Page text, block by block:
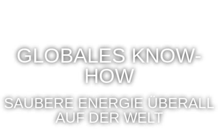
GLOBALES KNOW-
HOW
SAUBERE ENERGIE ÜBERALL
AUF DER WELT